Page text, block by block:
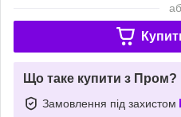
Що таке купити з Пром?
Замовлення під захистом